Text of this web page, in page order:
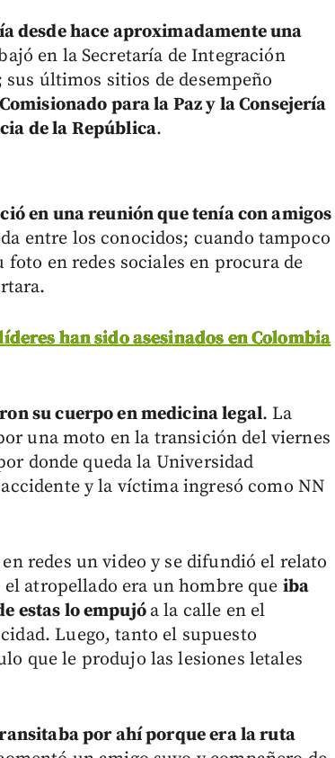
desde hace aproximadamente una
en la Secretaría de Integración
últimos sitios de desempeño
para la Paz y la Consejería
de la República.
en una reunión que tenía con amigos
entre los conocidos; cuando tampoco
en redes sociales en procura de
han sido asesinados en Colombia
su cuerpo en medicina legal. La
una moto en la transición del viernes
donde queda la Universidad
y la víctima ingresó como NN
redes un video y se difundió el relato
atropellado era un hombre que iba
estas lo empujó a la calle en el
Luego, tanto el supuesto
que le produjo las lesiones letales
por ahí porque era la ruta